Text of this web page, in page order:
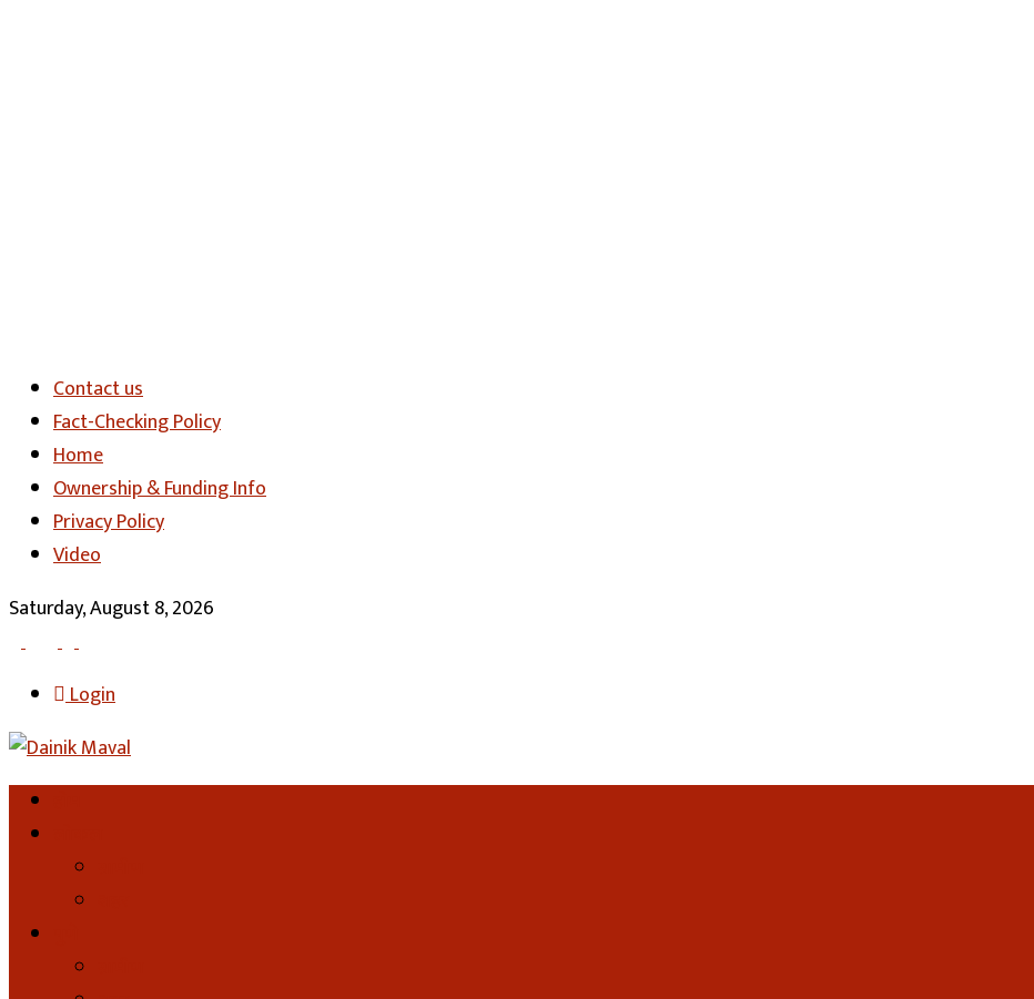
Contact us
Fact-Checking Policy
Home
Ownership & Funding Info
Privacy Policy
Video
Saturday, August 8, 2026
Login